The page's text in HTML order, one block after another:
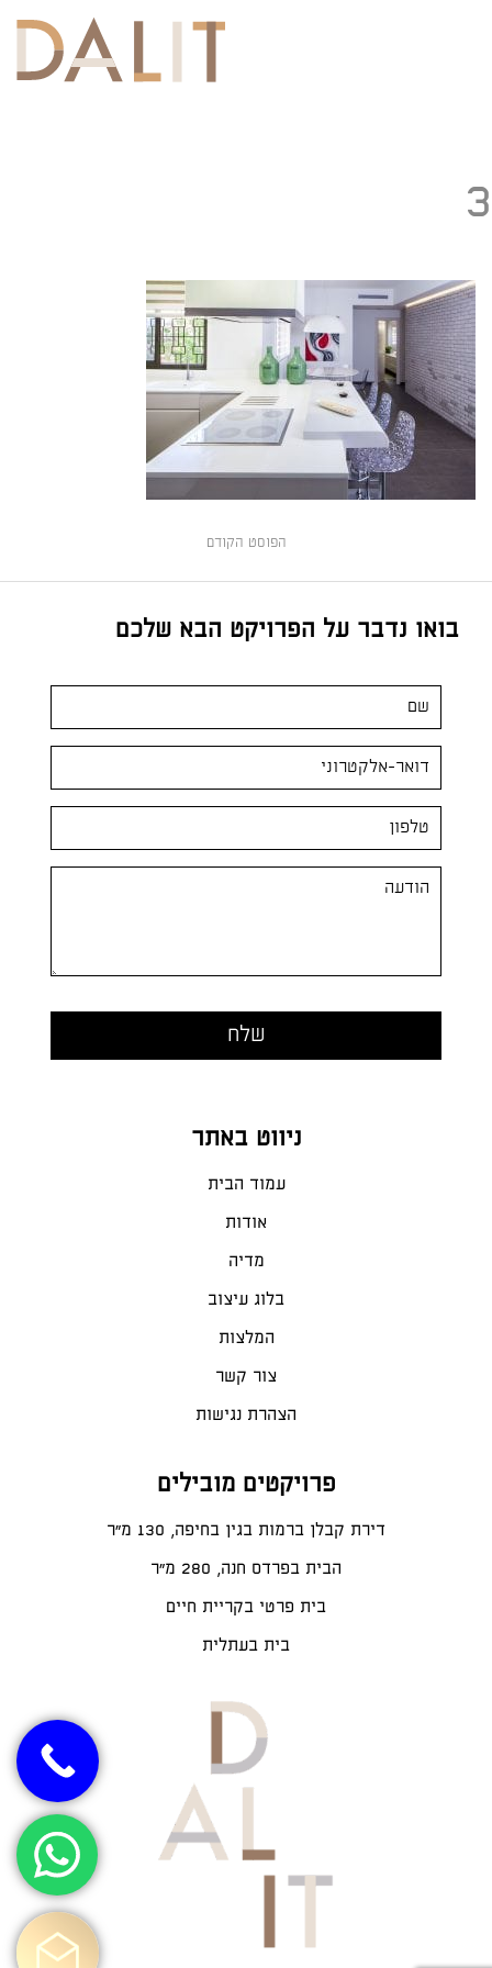
3
הפוסט הקודם
ניווט באתר
עמוד הבית
אודות
מדיה
בלוג עיצוב
המלצות
צור קשר
הצהרת נגישות
פרויקטים מובילים
דירת קבלן ברמות בגין בחיפה, 130 מ"ר
הבית בפרדס חנה, 280 מ״ר
בית פרטי בקריית חיים
בית בעתלית
בואו נדבר על הפרויקט הבא שלכם